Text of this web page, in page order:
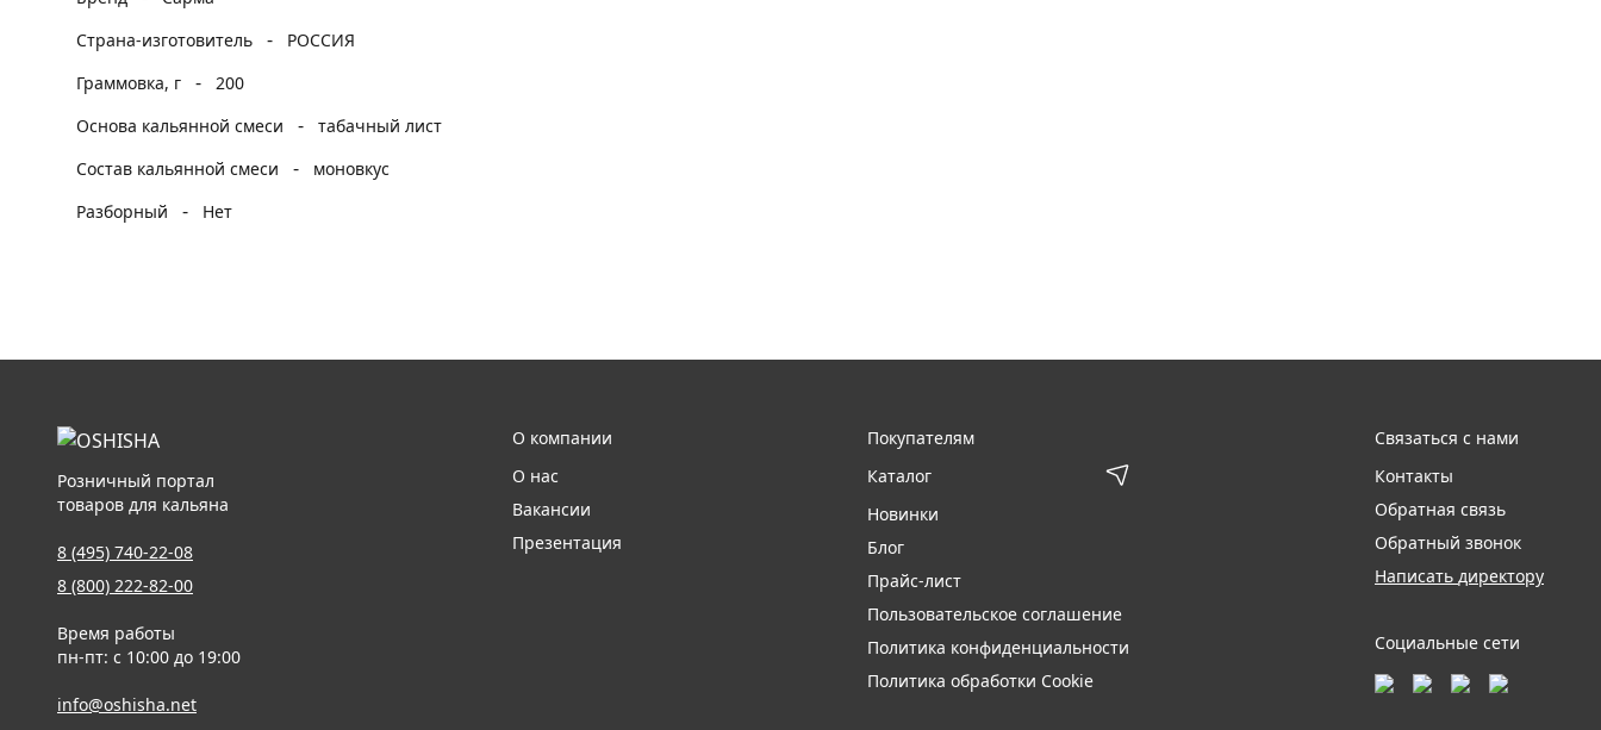
Страна-изготовитель
-
РОССИЯ
Граммовка, г
- 200
Основа кальянной смеси
- табачный лист
Состав кальянной смеси
-
моновкус
Разборный
- Нет
Розничный портал
товаров для кальяна
8 (495) 740-22-08
8 (800) 222-82-00
Время работы
пн-пт: с 10:00 до 19:00
info@oshisha.net
О компании
О нас
Вакансии
Презентация
Покупателям
Каталог
Новинки
Блог
Прайс-лист
Пользовательское соглашение
Политика конфиденциальности
Политика обработки Cookie
Связаться с нами
Контакты
Обратная связь
Обратный звонок
Написать директору
Социальные сети